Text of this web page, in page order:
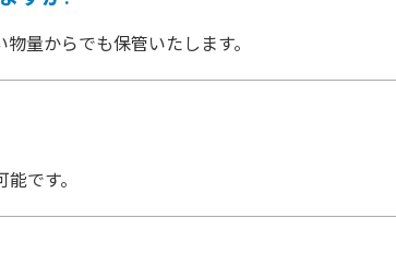
量からでも保管いたします。
です。